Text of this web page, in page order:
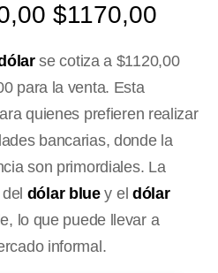
$1170,00
se cotiza a $1120,00
para la venta. Esta
quienes prefieren realizar
bancarias, donde la
son primordiales. La
dólar bluey el dólar
lo que puede llevar a
informal.